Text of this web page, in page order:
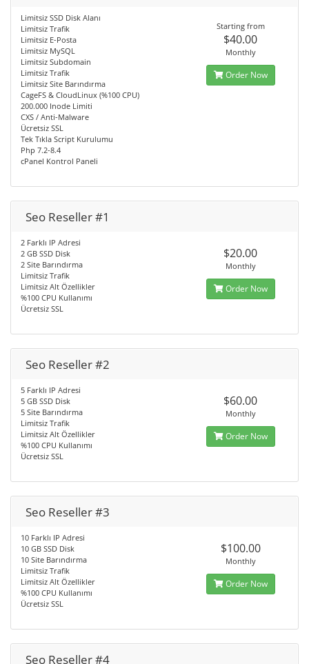
Limitsiz SSD Disk Alanı
Limitsiz Trafik
Limitsiz E-Posta
Limitsiz MySQL
Limitsiz Subdomain
Limitsiz Trafik
Limitsiz Site Barındırma
CageFS & CloudLinux (%100 CPU)
200.000 Inode Limiti
CXS / Anti-Malware
Ücretsiz SSL
Tek Tıkla Script Kurulumu
Php 7.2-8.4
cPanel Kontrol Paneli
Starting from
$40.00
Monthly
Order Now
Seo Reseller #1
2 Farklı IP Adresi
2 GB SSD Disk
2 Site Barındırma
Limitsiz Trafik
Limitsiz Alt Özellikler
%100 CPU Kullanımı
Ücretsiz SSL
$20.00
Monthly
Order Now
Seo Reseller #2
5 Farklı IP Adresi
5 GB SSD Disk
5 Site Barındırma
Limitsiz Trafik
Limitsiz Alt Özellikler
%100 CPU Kullanımı
Ücretsiz SSL
$60.00
Monthly
Order Now
Seo Reseller #3
10 Farklı IP Adresi
10 GB SSD Disk
10 Site Barındırma
Limitsiz Trafik
Limitsiz Alt Özellikler
%100 CPU Kullanımı
Ücretsiz SSL
$100.00
Monthly
Order Now
Seo Reseller #4